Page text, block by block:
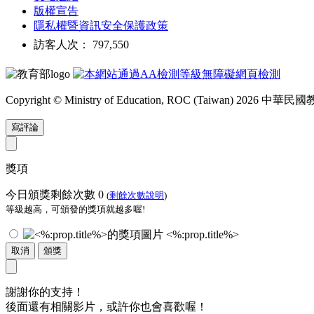
版權宣告
隱私權暨資訊安全保護政策
訪客人次： 797,550
Copyright © Ministry of Education, ROC (Taiwan) 2026 中華民國
寫評論
獎項
今日頒獎剩餘次數 0 (剩餘次數說明)
等級越高，可頒發的獎項就越多喔!
<%:prop.title%>
取消 頒獎
謝謝你的支持！
後面還有相關影片，或許你也會喜歡喔！